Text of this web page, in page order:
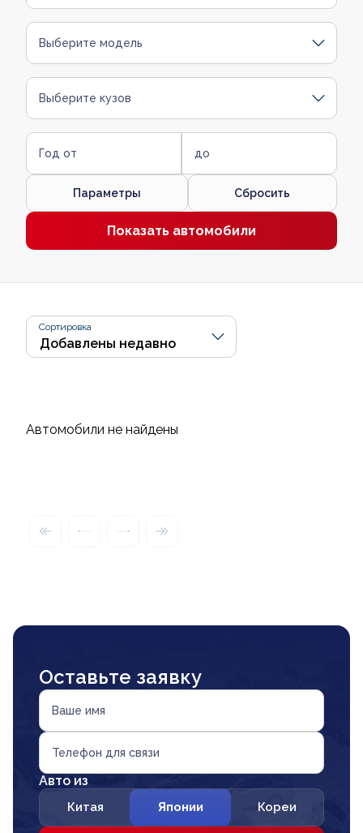
Выберите модель
Выберите кузов
Год от до
Параметры Сбросить
Показать автомобили
Сортировка
Автомобили не найдены
Оставьте заявку
Ваше имя
Телефон для связи
Авто из
Китая Японии Кореи